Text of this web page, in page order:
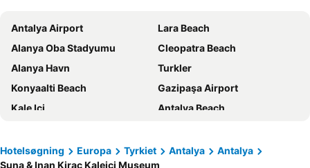
Rixos Downtown Antalya - The Land Of Legends Access
Trendy Lara
Palmora Lara Hotel
Sunis Hotel Su
Adonis Hotel
Pearly Hotel
Lara Barut Collection - Ultra All Inclusive
Best Western Plus Khan Hotel
Falcon Hotel
Nirvana Cosmopolitan
IC Hotels Green Palace & Villas
Özkaymak Falez Hotel
Antalya Airport
Lara Beach
Alanya Oba Stadyumu
Cleopatra Beach
Alanya Havn
Turkler
Konyaalti Beach
Gazipaşa Airport
Kale Ici
Antalya Beach
Kemer Beach
Alanya Marina
Hotelsøgning Europa Tyrkiet Antalya
Antalya
Suna & Inan Kirac Kaleici Museum